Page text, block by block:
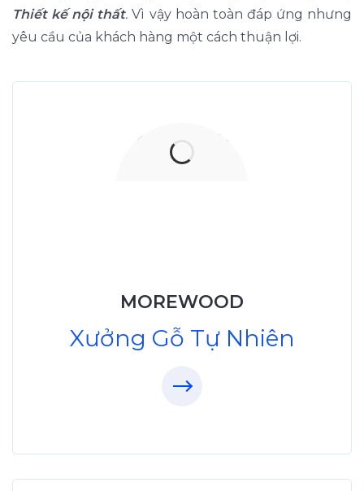
Thiết kế nội thất. Vì vậy hoàn toàn đáp ứng nhưng
yêu cầu của khách hàng một cách thuận lợi.
MOREWOOD
Xưởng Gỗ Tự Nhiên
Xưởng Gỗ Tự Nhiên
09.31.32.33.00